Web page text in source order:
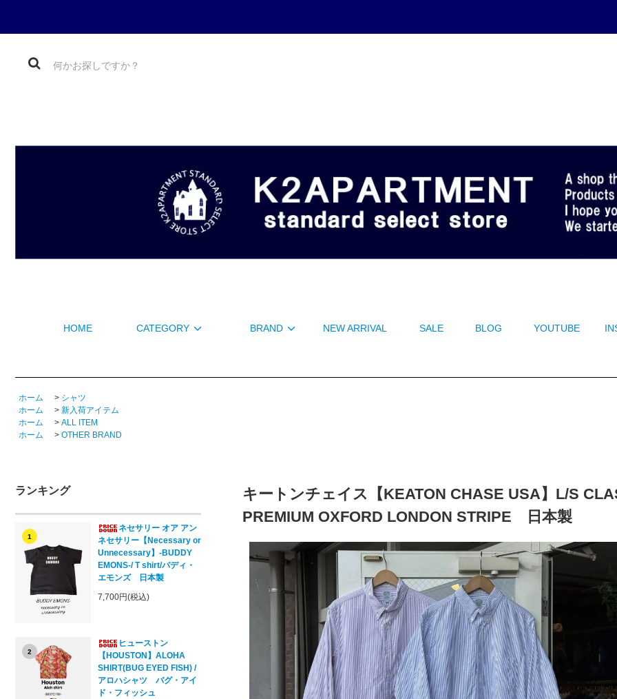
HOME CATEGORY BRAND NEW ARRIVAL SALE BLOG YOUTUBE
ホーム > シャツ
ホーム
> 新入荷アイテム
ホーム
> ALL ITEM
ホーム
> OTHER BRAND
ランキング
1
ネセサリー オア アン
ネセサリー【Necessary or
Unnecessary】-BUDDY
EMONS-/ T shirt/バディ・
エモンズ 日本製
7,700円(税込)
2
ヒューストン
【HOUSTON】ALOHA
SHIRT(BUG EYED FISH) /
アロハシャツ バグ・アイ
ド・フィッシュ
キートンチェイス【KEATON CHASE USA】L/S
PREMIUM OXFORD LONDON STRIPE 日本製